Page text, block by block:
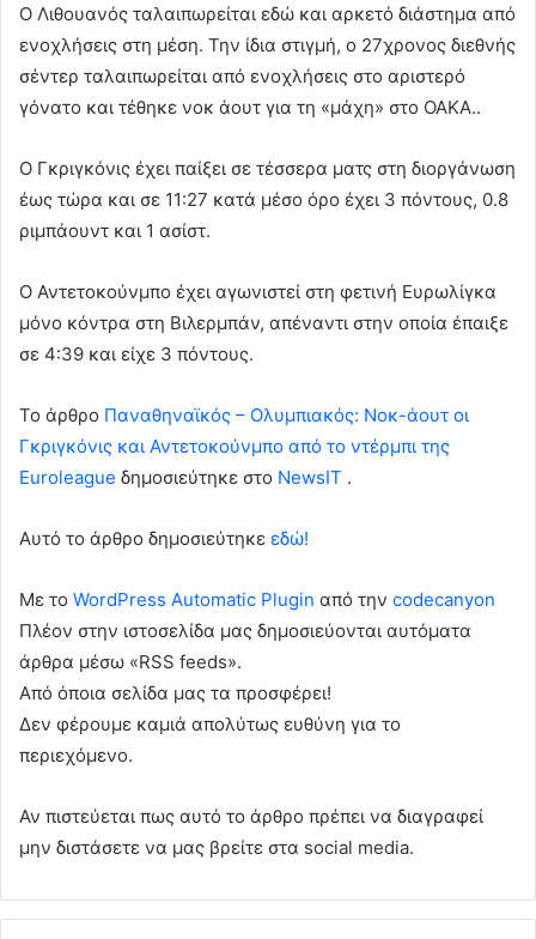
Ο Λιθουανός ταλαιπωρείται εδώ και αρκετό διάστημα από
ενοχλήσεις στη μέση. Την ίδια στιγμή, ο 27χρονος διεθνής
σέντερ ταλαιπωρείται από ενοχλήσεις στο αριστερό
γόνατο και τέθηκε νοκ άουτ για τη «μάχη» στο ΟΑΚΑ..
Ο Γκριγκόνις έχει παίξει σε τέσσερα ματς στη διοργάνωση
έως τώρα και σε 11:27 κατά μέσο όρο έχει 3 πόντους, 0.8
ριμπάουντ και 1 ασίστ.
Ο Αντετοκούνμπο έχει αγωνιστεί στη φετινή Ευρωλίγκα
μόνο κόντρα στη Βιλερμπάν, απέναντι στην οποία έπαιξε
σε 4:39 και είχε 3 πόντους.
To άρθρο Παναθηναϊκός – Ολυμπιακός: Νοκ-άουτ οι
Γκριγκόνις και Αντετοκούνμπο από το ντέρμπι της
Euroleague δημοσιεύτηκε στο NewsIT .
Αυτό το άρθρο δημοσιεύτηκε εδώ!
Με το WordPress Automatic Plugin από την codecanyon
Πλέον στην ιστοσελίδα μας δημοσιεύονται αυτόματα
άρθρα μέσω «RSS feeds».
Από όποια σελίδα μας τα προσφέρει!
Δεν φέρουμε καμιά απολύτως ευθύνη για το
περιεχόμενο.
Αν πιστεύεται πως αυτό το άρθρο πρέπει να διαγραφεί
μην διστάσετε να μας βρείτε στα social media.